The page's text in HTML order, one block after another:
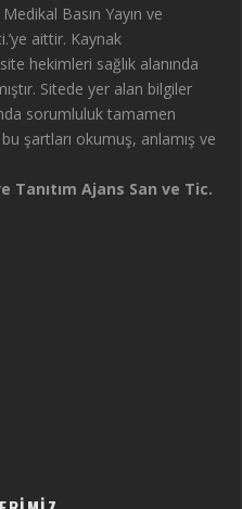
Basın Yayın ve
aittir. Kaynak
hekimleri sağlık alanında
Sitede yer alan bilgiler
sorumluluk tamamen
şartları okumuş, anlamış ve
Tanıtım Ajans San ve Tic.